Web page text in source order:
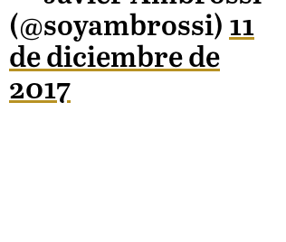
(@soyambrossi) 11
de diciembre de
2017